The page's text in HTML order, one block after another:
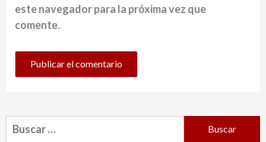
este navegador para la próxima vez que
comente.
Buscar: